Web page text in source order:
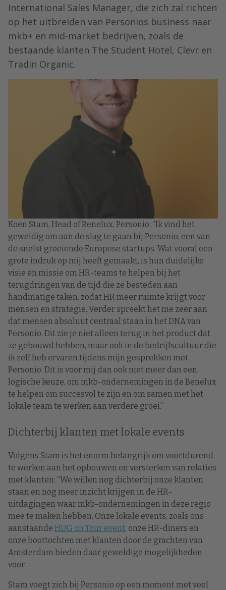
International Sales Manager, die zich zal richten
op het uitbreiden van Personios business naar
mkb+ en mid-market bedrijven, zoals de
bestaande klanten The Student Hotel, Clevr en
Tradin Organic.
Koen Stam, Head of Benelux, Personio: “Ik vind het
geweldig om aan de slag te gaan bij Personio, een van
de snelst groeiende Europese startups. Wat vooral een
grote indruk op mij heeft gemaakt, is hun duidelijke
visie en missie om HR-teams te helpen bij het
terugdringen van de tijd die ze besteden aan
handmatige taken, zodat HR meer ruimte krijgt voor
mensen en strategie. Verder spreekt het me zeer aan
dat mensen absoluut centraal staan in het DNA van
Personio. Dit zie je niet alleen terug in het product dat
ze gebouwd hebben, maar ook in de bedrijfscultuur die
ik zelf heb ervaren tijdens mijn gesprekken met
Personio. Dit is voor mij dan ook niet meer dan een
logische keuze, om mkb-ondernemingen in de Benelux
te helpen om succesvol te zijn en om samen met het
lokale team te werken aan verdere groei.”
Dichterbij klanten met lokale events
Volgens Stam is het enorm belangrijk om voortdurend
te werken aan het opbouwen en versterken van relaties
met klanten: “We willen nog dichterbij onze klanten
staan en nog meer inzicht krijgen in de HR-
uitdagingen waar mkb-ondernemingen in deze regio
mee te maken hebben. Onze lokale events, zoals ons
aanstaande HUG on Tour event, onze HR-diners en
onze boottochten met klanten door de grachten van
Amsterdam bieden daar geweldige mogelijkheden
voor.
Stam voegt zich bij Personio op een moment met veel